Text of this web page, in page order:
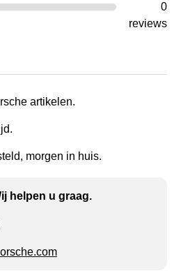
0
reviews
artikelen.
morgen in huis.
helpen u graag.